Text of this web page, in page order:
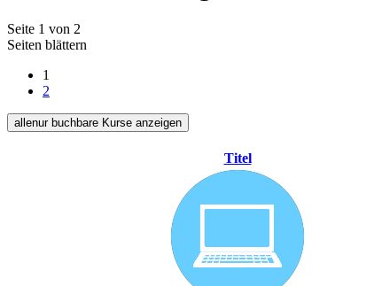
Seite 1 von 2
Seiten blättern
1
2
allenur buchbare Kurse anzeigen
Titel